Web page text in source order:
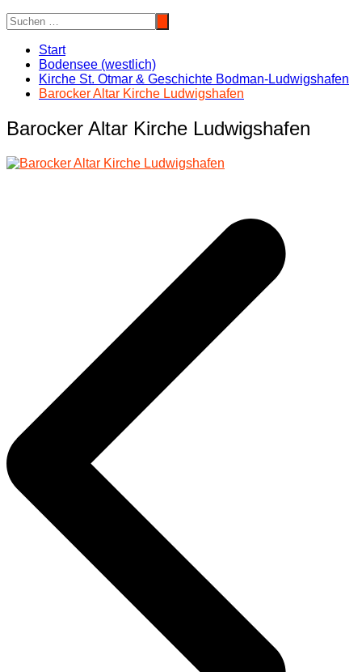
Start
Bodensee (westlich)
Kirche St. Otmar & Geschichte Bodman-Ludwigshafen
Barocker Altar Kirche Ludwigshafen
Barocker Altar Kirche Ludwigshafen